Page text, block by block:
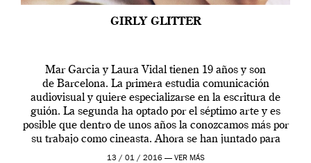
GIRLY GLITTER
Mar Garcia y Laura Vidal tienen 19 años y son
de Barcelona. La primera estudia comunicación
audiovisual y quiere especializarse en la escritura de
guión. La segunda ha optado por el séptimo arte y es
posible que dentro de unos años la conozcamos más por
su trabajo como cineasta. Ahora se han juntado para
contarnos una […]
13 / 01 / 2016 — VER MÁS